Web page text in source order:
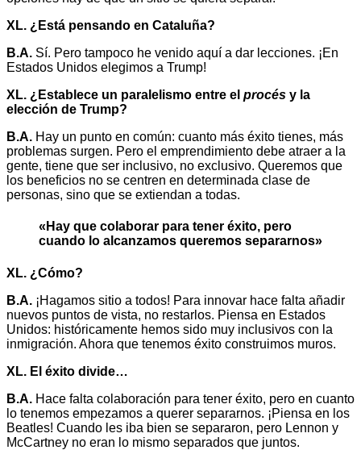
XL. ¿Está pensando en Cataluña?
B.A. Sí. Pero tampoco he venido aquí a dar lecciones. ¡En
Estados Unidos elegimos a Trump!
XL. ¿Establece un paralelismo entre el procés y la
elección de Trump?
B.A. Hay un punto en común: cuanto más éxito tienes, más
problemas surgen. Pero el emprendimiento debe atraer a la
gente, tiene que ser inclusivo, no exclusivo. Queremos que
los beneficios no se centren en determinada clase de
personas, sino que se extiendan a todas.
«Hay que colaborar para tener éxito, pero
cuando lo alcanzamos queremos separarnos»
XL. ¿Cómo?
B.A. ¡Hagamos sitio a todos! Para innovar hace falta añadir
nuevos puntos de vista, no restarlos. Piensa en Estados
Unidos: históricamente hemos sido muy inclusivos con la
inmigración. Ahora que tenemos éxito construimos muros.
XL. El éxito divide…
B.A. Hace falta colaboración para tener éxito, pero en cuanto
lo tenemos empezamos a querer separarnos. ¡Piensa en los
Beatles! Cuando les iba bien se separaron, pero Lennon y
McCartney no eran lo mismo separados que juntos.